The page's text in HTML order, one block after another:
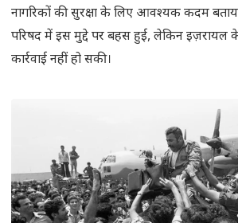
नागरिकों की सुरक्षा के लिए आवश्यक कदम बताया।
परिषद में इस मुद्दे पर बहस हुई, लेकिन इज़रायल
कार्रवाई नहीं हो सकी।